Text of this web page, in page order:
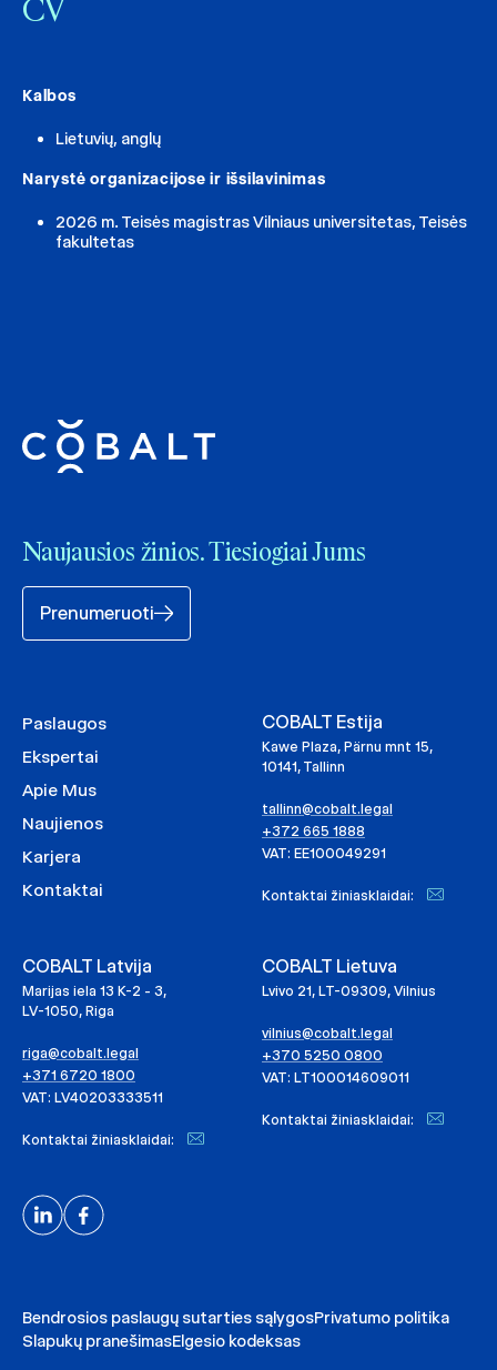
CV
Kalbos
Lietuvių, anglų
Narystė organizacijose ir išsilavinimas
2026 m. Teisės magistras Vilniaus universitetas, Teisės
fakultetas
Naujausios žinios. Tiesiogiai Jums
Prenumeruoti
Paslaugos
Ekspertai
Apie Mus
Naujienos
Karjera
Kontaktai
COBALT Estija
Kawe Plaza, Pärnu mnt 15,
10141, Tallinn
tallinn@cobalt.legal
+372 665 1888
VAT: EE100049291
Kontaktai žiniasklaidai:
COBALT Latvija
Marijas iela 13 K-2 - 3,
LV-1050, Riga
riga@cobalt.legal
+371 6720 1800
VAT: LV40203333511
Kontaktai žiniasklaidai:
COBALT Lietuva
Lvivo 21, LT-09309, Vilnius
vilnius@cobalt.legal
+370 5250 0800
VAT: LT100014609011
Kontaktai žiniasklaidai:
Bendrosios paslaugų sutarties sąlygosPrivatumo politika
Slapukų pranešimasElgesio kodeksas